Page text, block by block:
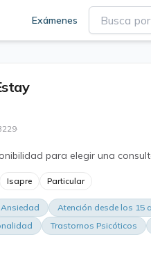
Exámenes
·
para elegir una
Isapre Particular
Ansiedad Atención desde los 15
Trastornos Psicóticos